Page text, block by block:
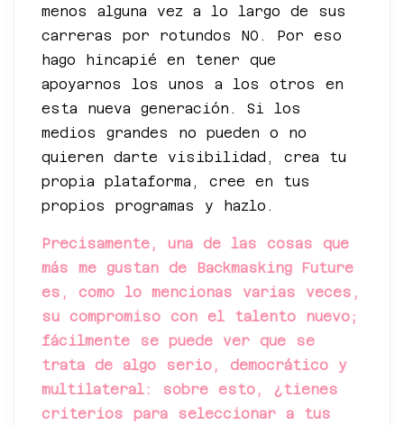
menos alguna vez a lo largo de sus
carreras por rotundos NO. Por eso
hago hincapié en tener que
apoyarnos los unos a los otros en
esta nueva generación. Si los
medios grandes no pueden o no
quieren darte visibilidad, crea tu
propia plataforma, cree en tus
propios programas y hazlo.
Precisamente, una de las cosas que
más me gustan de Backmasking Future
es, como lo mencionas varias veces,
su compromiso con el talento nuevo;
fácilmente se puede ver que se
trata de algo serio, democrático y
multilateral: sobre esto, ¿tienes
criterios para seleccionar a tus